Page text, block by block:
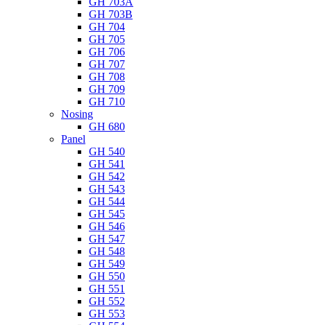
GH 703B
GH 704
GH 705
GH 706
GH 707
GH 708
GH 709
GH 710
Nosing
GH 680
Panel
GH 540
GH 541
GH 542
GH 543
GH 544
GH 545
GH 546
GH 547
GH 548
GH 549
GH 550
GH 551
GH 552
GH 553